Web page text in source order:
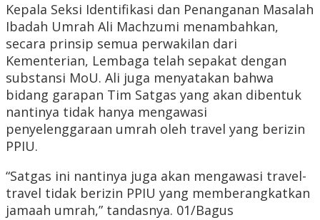
Kepala Seksi Identifikasi dan Penanganan Masalah
Ibadah Umrah Ali Machzumi menambahkan,
secara prinsip semua perwakilan dari
Kementerian, Lembaga telah sepakat dengan
substansi MoU. Ali juga menyatakan bahwa
bidang garapan Tim Satgas yang akan dibentuk
nantinya tidak hanya mengawasi
penyelenggaraan umrah oleh travel yang berizin
PPIU.
“Satgas ini nantinya juga akan mengawasi travel-
travel tidak berizin PPIU yang memberangkatkan
jamaah umrah,” tandasnya. 01/Bagus